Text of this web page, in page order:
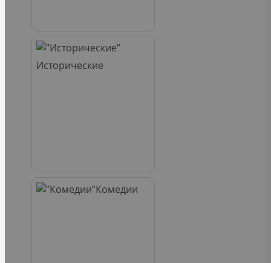
Исторические
Комедии